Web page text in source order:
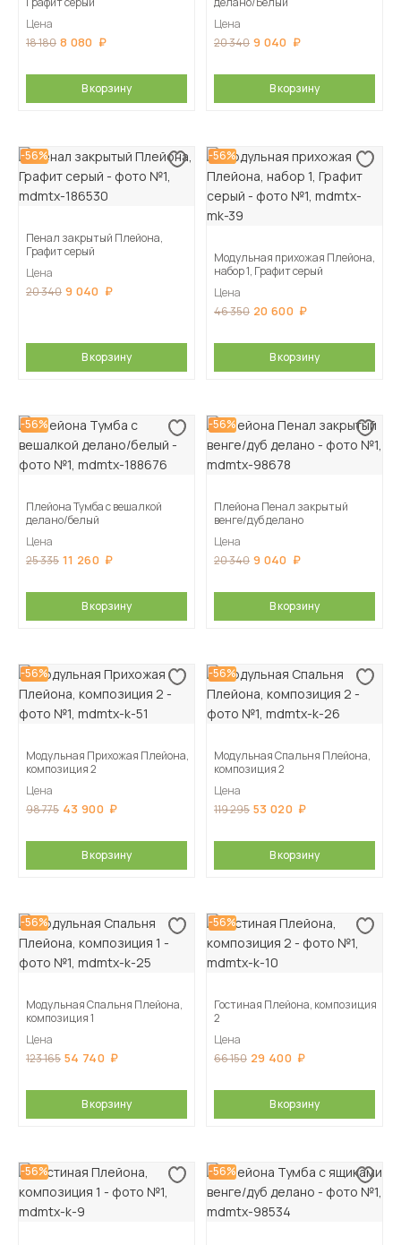
Цена
18 180 8 080
В корзину
Цена
20 340 9 040
В корзину
-56%
Пенал закрытый Плейона,
Графит серый
Цена
20 340 9 040
В корзину
-56%
Модульная прихожая Плейона,
набор 1, Графит серый
Цена
46 350 20 600
В корзину
-56%
Плейона Тумба с вешалкой
делано/белый
Цена
25 335 11 260
В корзину
-56%
Плейона Пенал закрытый
венге/дуб делано
Цена
20 340 9 040
В корзину
-56%
Модульная Прихожая Плейона,
композиция 2
Цена
98 775 43 900
В корзину
-56%
Модульная Спальня Плейона,
композиция 2
Цена
119 295 53 020
В корзину
-56%
Модульная Спальня Плейона,
композиция 1
Цена
123 165 54 740
В корзину
-56%
Гостиная Плейона, композиция
2
Цена
66 150 29 400
В корзину
-56% -56%